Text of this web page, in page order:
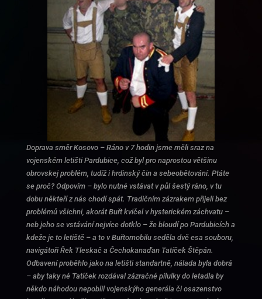
Doprava směr Kosovo – Ráno v 7 hodin jsme měli sraz na
vojenském letišti Pardubice, což byl pro naprostou většinu
obrovskej problém, tudíž i hrdinský čin a sebeobětování. Ptáte
se proč? Odpovím – bylo nutné vstávat v půl šestý ráno, v tu
dobu někteří z nás chodí spát. Tradičním zázrakem přijeli bez
problémů všichni, akorát Buřt kvičel v hysterickém záchvatu –
neb jeho se vstávání nejvíce dotklo – že bloudí po Pardubicích a
kdeže je to letiště – a to v Buřtomobilu seděla dvě esa souboru,
navigátoři Řek Tleskač a Čechokanaďan Tatíček Štěpán.
Odbavení proběhlo jako na letišti standartně, nálada byla dobrá
– aby taky né Tatíček rozdával zázračné pilulky do letadla by
někdo náhodou nepoblil vojenskýho generála či osazenstvo